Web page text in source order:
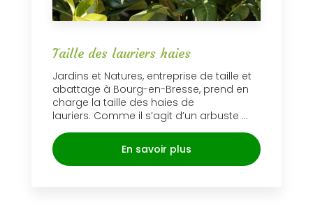
Taille des lauriers haies
Jardins et Natures, entreprise de taille et
abattage à Bourg-en-Bresse, prend en
charge la taille des haies de
lauriers. Comme il s’agit d’un arbuste ...
En savoir plus